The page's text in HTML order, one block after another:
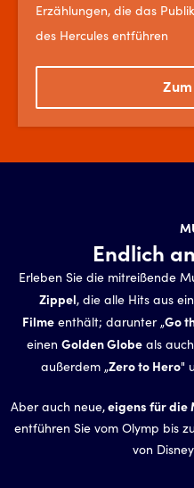
Erzählungen, die das
des Hercules entführen
Endlich
Erleben Sie die mitreißende
Zippel, die alle Hits aus
Filmeenthält; darunter „Go
einen Golden Globe als
außerdem „Zero to Hero"
Aber auch neue,eigens für die
entführen Sie vom Olymp bis
von